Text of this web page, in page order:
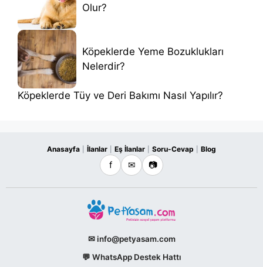
Olur?
Köpeklerde Yeme Bozuklukları
Nelerdir?
Köpeklerde Tüy ve Deri Bakımı Nasıl Yapılır?
Anasayfa İlanlar Eş İlanlar Soru-Cevap Blog
f ✉ 📷
✉ info@petyasam.com
💬 WhatsApp Destek Hattı